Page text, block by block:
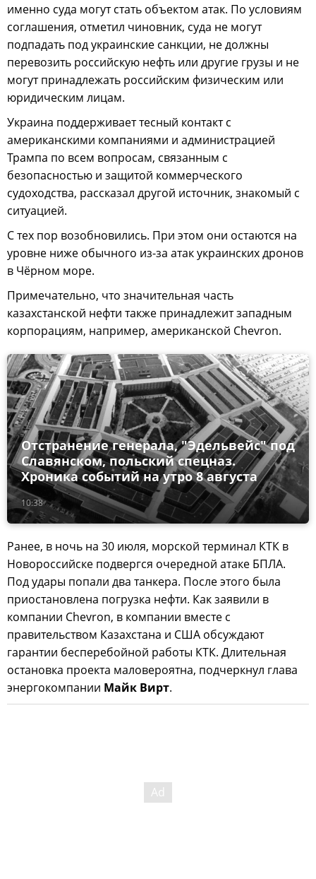
именно суда могут стать объектом атак. По условиям
соглашения, отметил чиновник, суда не могут
подпадать под украинские санкции, не должны
перевозить российскую нефть или другие грузы и не
могут принадлежать российским физическим или
юридическим лицам.
Украина поддерживает тесный контакт с
американскими компаниями и администрацией
Трампа по всем вопросам, связанным с
безопасностью и защитой коммерческого
судоходства, рассказал другой источник, знакомый с
ситуацией.
С тех пор возобновились. При этом они остаются на
уровне ниже обычного из-за атак украинских дронов
в Чёрном море.
Примечательно, что значительная часть
казахстанской нефти также принадлежит западным
корпорациям, например, американской Chevron.
10:38
Отстранение генерала, "Эдельвейс" под
Славянском, польский спецназ.
Хроника событий на утро 8 августа
Ранее, в ночь на 30 июля, морской терминал КТК в
Новороссийске подвергся очередной атаке БПЛА.
Под удары попали два танкера. После этого была
приостановлена погрузка нефти. Как заявили в
компании Chevron, в компании вместе с
правительством Казахстана и США обсуждают
гарантии бесперебойной работы КТК. Длительная
остановка проекта маловероятна, подчеркнул глава
энергокомпании Майк Вирт.